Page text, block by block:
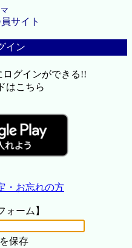
サイト
イン
グインができる!!
はこちら
・お忘れの方
ォーム】
保存